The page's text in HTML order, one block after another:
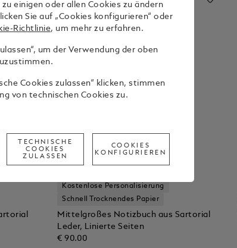
Kostenlose Personalisierung
Schnell Trocknendes Papier
Mittelgroßes Notizbuch aus Sartorial
Leder, Linierte Seiten
€ 90.00
einigen oder allen Cookies zu ändern
Sie auf „Cookies konfigurieren“ oder
Richtlinie, um mehr zu erfahren.
um der Verwendung der oben
Cookies zulassen“ klicken, stimmen
von technischen Cookies zu.
TECHNISCHE
COOKIES
ZULASSEN
COOKIES
KONFIGURIEREN